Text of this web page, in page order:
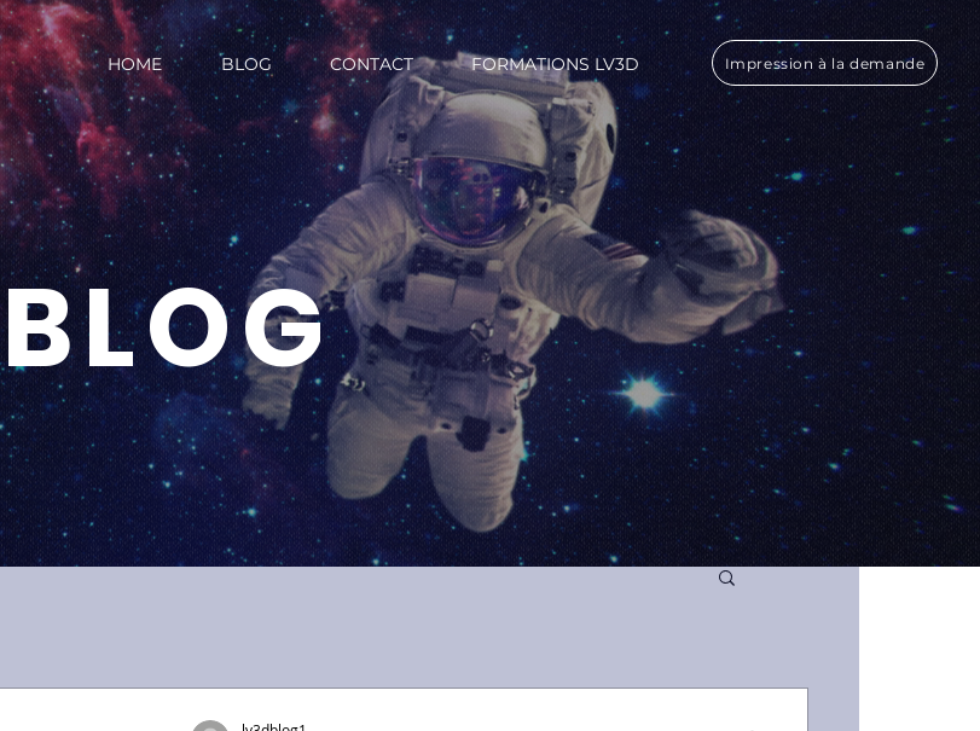
HOME BLOG CONTACT FORMATIONS LV3D Impression à la demande
BLOG